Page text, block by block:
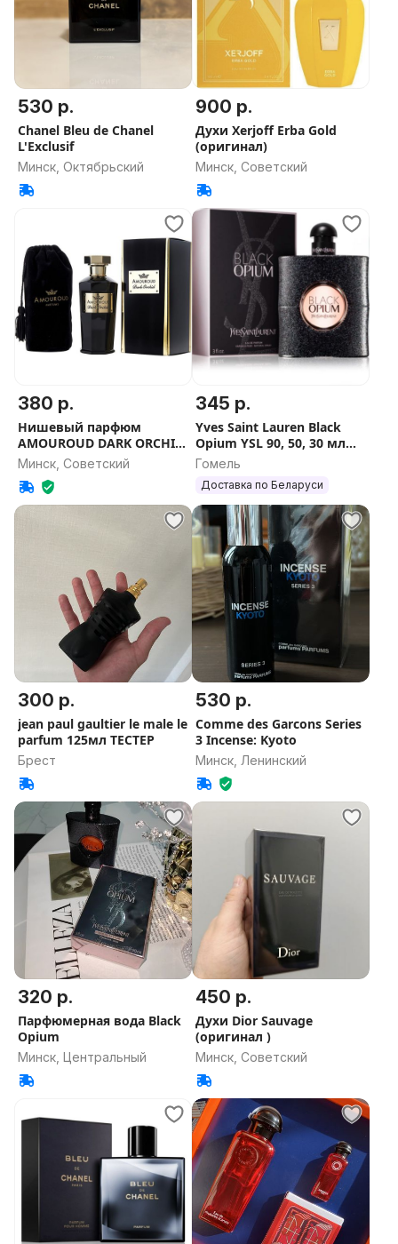
530 р.
Chanel Bleu de Chanel
L'Exclusif
Минск, Октябрьский
900 р.
Духи Xerjoff Erba Gold
(оригинал)
Минск, Советский
380 р.
Нишевый парфюм
AMOUROUD DARK ORCHID
оригинал
Минск, Советский
345 р.
Yves Saint Lauren Black
Opium YSL 90, 50, 30 мл
(Ив Сен Лоран Блэк
Парфюм Женский
Гомель
Доставка по Беларуси
300 р.
jean paul gaultier le male le
parfum 125мл ТЕСТЕР
Брест
530 р.
Comme des Garcons Series
3 Incense: Kyoto
Минск, Ленинский
320 р.
Парфюмерная вода Black
Opium
Минск, Центральный
450 р.
Духи Dior Sauvage
(оригинал )
Минск, Советский